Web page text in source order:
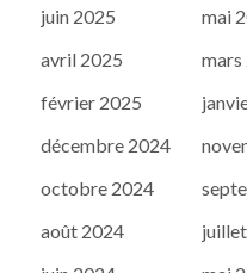
juin 2025
mai
avril 2025
mars
février 2025
décembre 2024
octobre 2024
août 2024